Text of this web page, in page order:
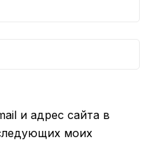
и адрес сайта в
моих